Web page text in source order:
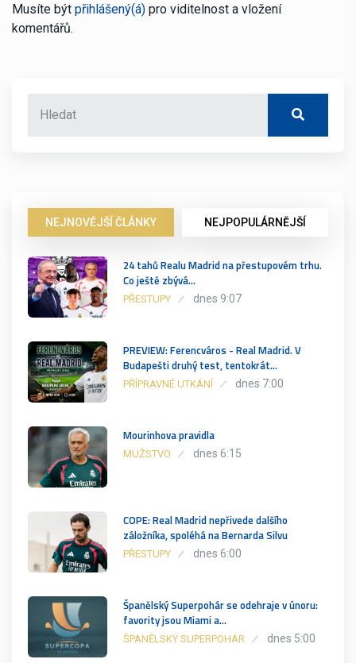
Musíte být přihlášený(á) pro viditelnost a vložení
komentářů.
NEJNOVĚJŠÍ ČLÁNKY NEJPOPULÁRNĚJŠÍ
24 tahů Realu Madrid na přestupovém trhu.
Co ještě zbývá…
PŘESTUPY dnes 9:07
PREVIEW: Ferencváros - Real Madrid. V
Budapešti druhý test, tentokrát…
PŘÍPRAVNÉ UTKÁNÍ dnes 7:00
Mourinhova pravidla
MUŽSTVO dnes 6:15
COPE: Real Madrid nepřivede dalšího
záložníka, spoléhá na Bernarda Silvu
PŘESTUPY dnes 6:00
Španělský Superpohár se odehraje v únoru:
favority jsou Miami a…
ŠPANĚLSKÝ SUPERPOHÁR dnes 5:00